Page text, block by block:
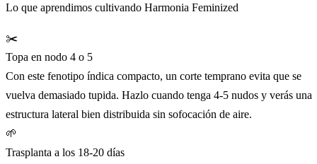
Lo que aprendimos cultivando Harmonia Feminized
✂️
Topa en nodo 4 o 5
Con este fenotipo índica compacto, un corte temprano evita que se
vuelva demasiado tupida. Hazlo cuando tenga 4-5 nudos y verás una
estructura lateral bien distribuida sin sofocación de aire.
🌱
Trasplanta a los 18-20 días